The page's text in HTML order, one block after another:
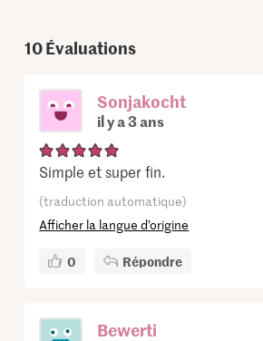
10Évaluations
Sonjakocht
il y a 3 ans
Simple et super fin.
(traduction automatique)
Afficher la langue d’origine
0 Répondre
Bewerti